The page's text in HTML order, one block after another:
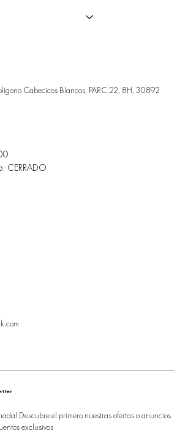
Cabecicos Blancos, PARC.22, 8H, 30892
CERRADO
Descubre el primero nuestras ofertas o anuncios
exclusivos